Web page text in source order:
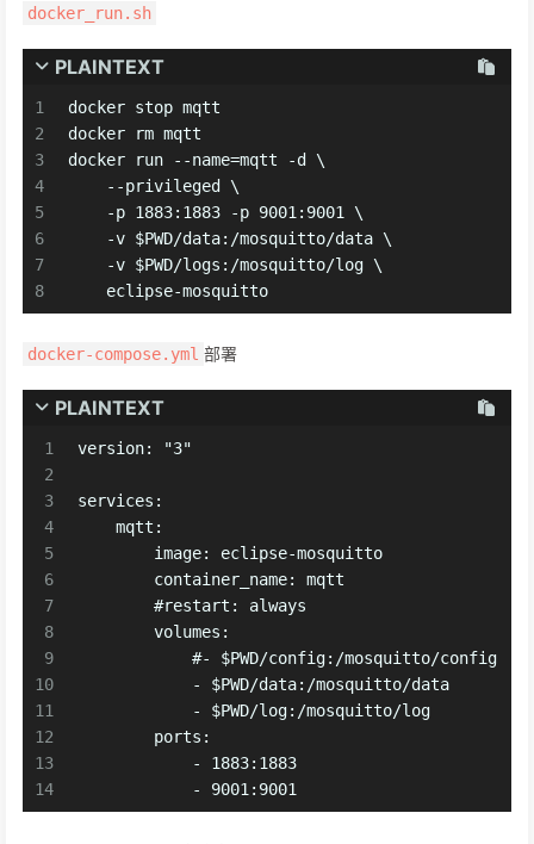
docker_run.sh
PLAINTEXT
1
2
3
4
5
6
7
8
docker stop mqtt
docker rm mqtt
docker run --name=mqtt -d \
    --privileged \
    -p 1883:1883 -p 9001:9001 \
    -v $PWD/data:/mosquitto/data \
    -v $PWD/logs:/mosquitto/log \
    eclipse-mosquitto
docker-compose.yml 部署
PLAINTEXT
1
2
3
4
5
6
7
8
9
10
11
12
13
14
version: "3"
services:
    mqtt:
        image: eclipse-mosquitto
        container_name: mqtt
        #restart: always
        volumes:
            #- $PWD/config:/mosquitto/config
            - $PWD/data:/mosquitto/data
            - $PWD/log:/mosquitto/log
        ports:
            - 1883:1883
            - 9001:9001